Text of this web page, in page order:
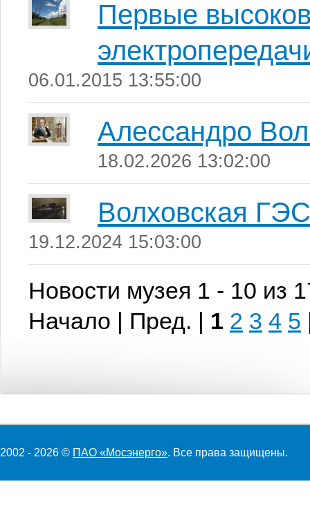
Первые
06.01.2015 13:55:00
Алессандро
18.02.2026 13:02:00
Волховская ГЭС
19.12.2024 15:03:00
Новости музея 1 - 10 из
Начало | Пред. | 1 2 3 4 5
2002 - 2026 © ПАО «Мосэнерго». Все права защищены.